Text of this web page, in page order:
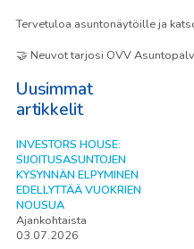
Tervetuloa asuntonäytöille ja
🤝 Neuvot tarjosi OVV
Uusimmat
artikkelit
INVESTORS HOUSE:
SIJOITUSASUNTOJEN
KYSYNNÄN ELPYMINEN
EDELLYTTÄÄ VUOKRIEN
NOUSUA
Ajankohtaista
03.07.2026